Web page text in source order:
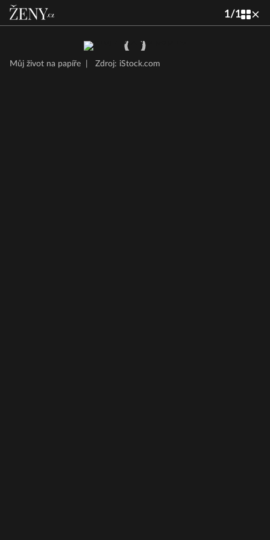
1/1
Můj život na papíře Zdroj: iStock.com